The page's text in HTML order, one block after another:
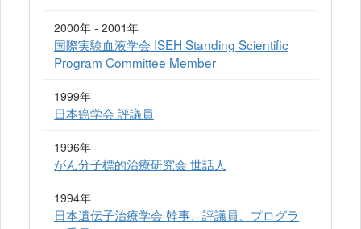
2000年 - 2001年
国際実験血液学会 ISEH Standing Scientific
Program Committee Member
1999年
日本癌学会 評議員
1996年
がん分子標的治療研究会 世話人
1994年
日本遺伝子治療学会 幹事、評議員、プログラ